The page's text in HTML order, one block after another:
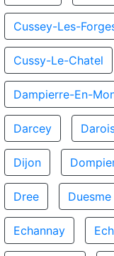
Cussey-Les-
Cussy-Le-Chatel
Dampierre-En-
Darcey
Dijon
Dree Duesme
Echannay